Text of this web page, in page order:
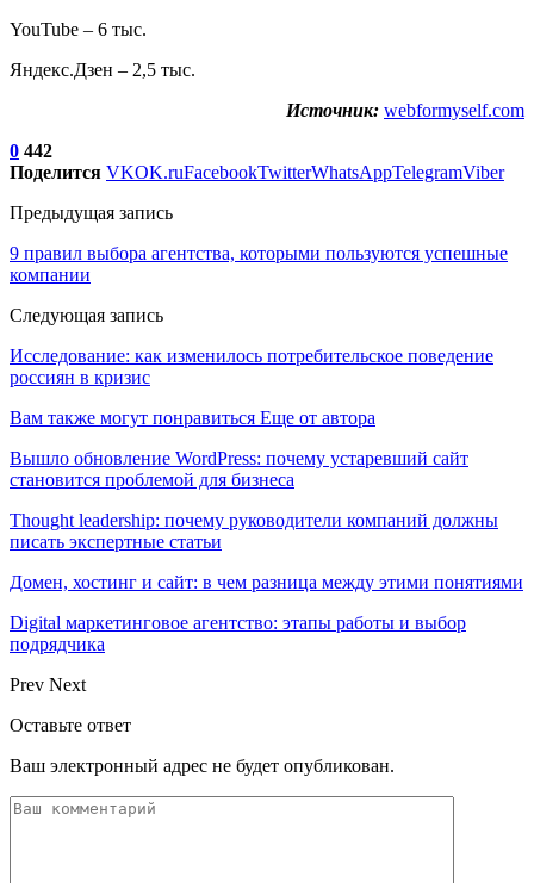
YouTube – 6 тыс.
Яндекс.Дзен – 2,5 тыс.
Источник: webformyself.com
0 442
Поделится VKOK.ruFacebookTwitterWhatsAppTelegramViber
Предыдущая запись
9 правил выбора агентства, которыми пользуются успешные
компании
Следующая запись
Исследование: как изменилось потребительское поведение
россиян в кризис
Вам также могут понравиться Еще от автора
Вышло обновление WordPress: почему устаревший сайт
становится проблемой для бизнеса
Thought leadership: почему руководители компаний должны
писать экспертные статьи
Домен, хостинг и сайт: в чем разница между этими понятиями
Digital маркетинговое агентство: этапы работы и выбор
подрядчика
Prev Next
Оставьте ответ
Ваш электронный адрес не будет опубликован.